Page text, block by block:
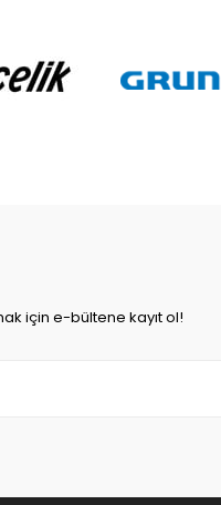
için e-bültene kayıt ol!